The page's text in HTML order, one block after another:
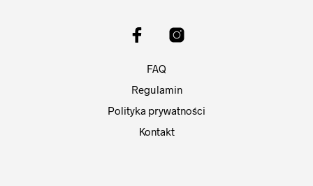
FAQ
Regulamin
Polityka prywatności
Kontakt